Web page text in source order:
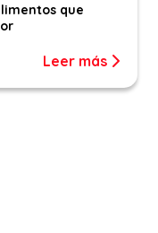
que
Leer más